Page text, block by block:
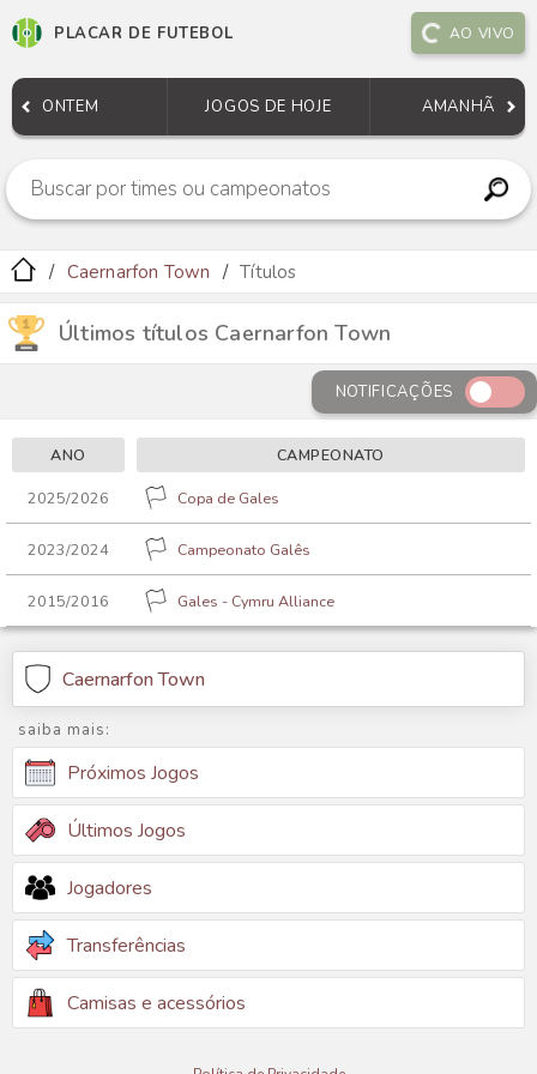
PLACAR DE FUTEBOL AO VIVO
ONTEM JOGOS DE HOJE AMANHÃ
Caernarfon Town Títulos
Últimos títulos Caernarfon Town
NOTIFICAÇÕES
ANO CAMPEONATO
2025/2026 Copa de Gales
2023/2024 Campeonato Galês
2015/2016 Gales - Cymru Alliance
Caernarfon Town
saiba mais:
Próximos Jogos
Últimos Jogos
Jogadores
Transferências
Camisas e acessórios